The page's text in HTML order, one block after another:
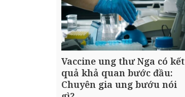
Vaccine ung thư Nga có kết
quả khả quan bước đầu:
Chuyên gia ung bướu nói